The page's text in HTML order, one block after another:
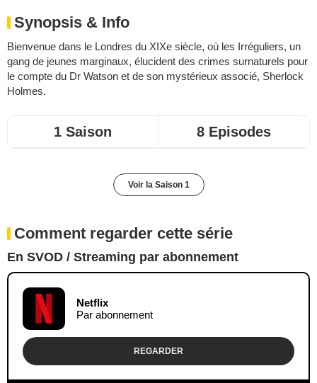
Synopsis & Info
Bienvenue dans le Londres du XIXe siècle, où les Irréguliers, un
gang de jeunes marginaux, élucident des crimes surnaturels pour
le compte du Dr Watson et de son mystérieux associé, Sherlock
Holmes.
1 Saison 8 Episodes
Voir la Saison 1
Comment regarder cette série
En SVOD / Streaming par abonnement
Netflix
Par abonnement
REGARDER